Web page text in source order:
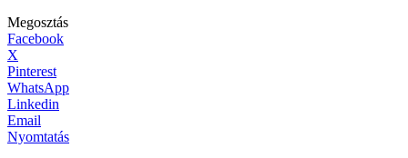
Megosztás
Facebook
X
Pinterest
WhatsApp
Linkedin
Email
Nyomtatás